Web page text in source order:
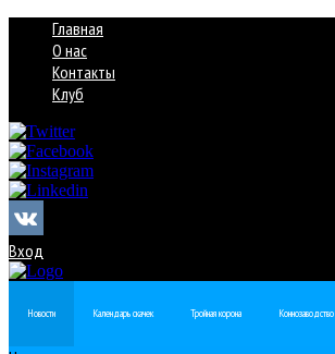
Главная
О нас
Контакты
Клуб
Вход
Новости Календарь скачек Тройная корона Коннозаводство